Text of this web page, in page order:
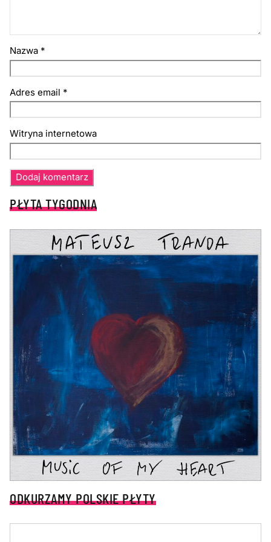
Nazwa *
Adres email *
Witryna internetowa
PŁYTA TYGODNIA
ODKURZAMY POLSKIE PŁYTY